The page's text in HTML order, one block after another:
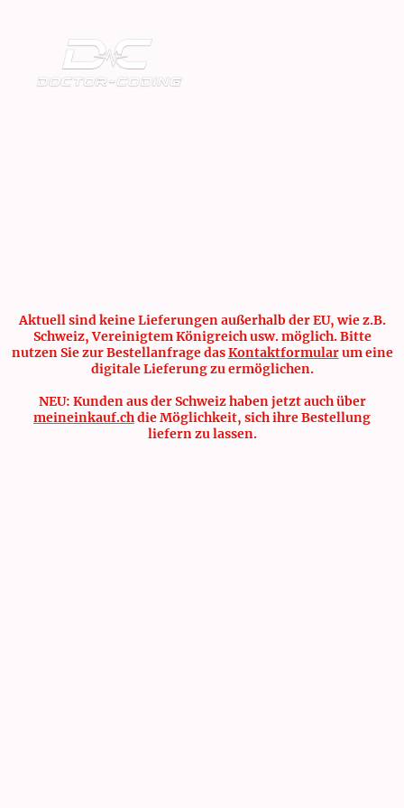
Aktuell sind keine Lieferungen außerhalb der EU, wie z.B.
Schweiz, Vereinigtem Königreich usw. möglich. Bitte
nutzen Sie zur Bestellanfrage dasKontaktformularum eine
digitale Lieferung zu ermöglichen.
NEU: Kunden aus der Schweiz haben jetzt auch über
meineinkauf.chdie Möglichkeit, sich ihre Bestellung
liefern zu lassen.